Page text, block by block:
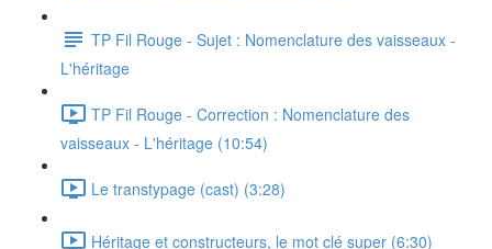
TP Fil Rouge - Sujet : Nomenclature des vaisseaux -
L'héritage
TP Fil Rouge - Correction : Nomenclature des
vaisseaux - L'héritage (10:54)
Le transtypage (cast) (3:28)
Héritage et constructeurs, le mot clé super (6:30)